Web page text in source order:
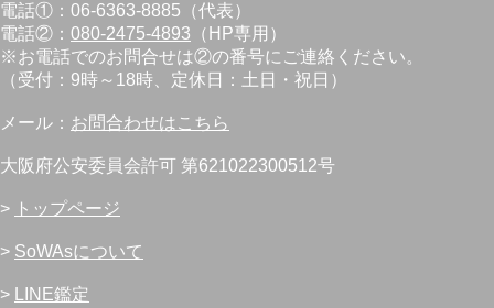
電話①：06-6363-8885（代表）
電話②： 080-2475-4893 （HP専用）
※お電話でのお問合せは②の番号にご連絡ください。
（受付：9時～18時、定休日：土日・祝日）
メール： お問合わせはこちら
大阪府公安委員会許可 第621022300512号
> トップページ
> SoWAsについて
> LINE鑑定